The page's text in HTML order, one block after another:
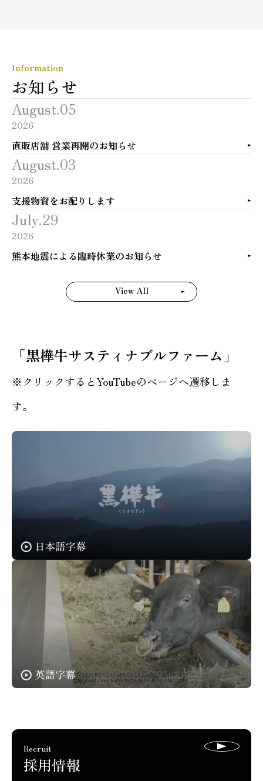
Information
お知らせ
August.05
2026
直販店舗 営業再開のお知らせ
August.03
2026
支援物資をお配りします
July.29
2026
熊本地震による臨時休業のお知らせ
View All
「黒樺牛サスティナブルファーム」
※クリックするとYouTubeのページへ遷移しま
す。
Recruit
採用情報